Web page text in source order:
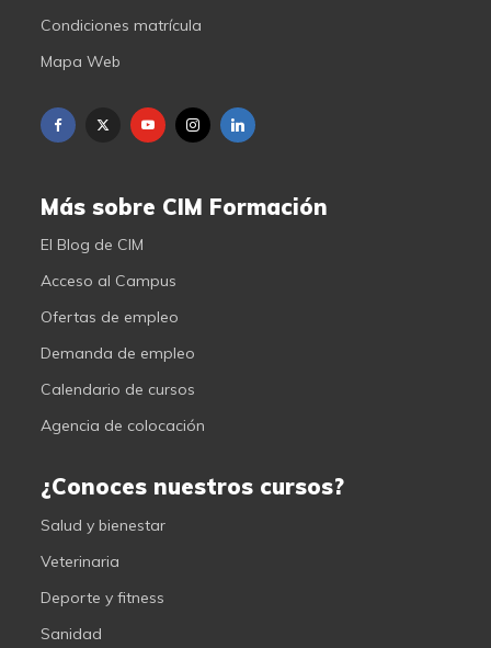
Condiciones matrícula
Mapa Web
Más sobre CIM Formación
El Blog de CIM
Acceso al Campus
Ofertas de empleo
Demanda de empleo
Calendario de cursos
Agencia de colocación
¿Conoces nuestros cursos?
Salud y bienestar
Veterinaria
Deporte y fitness
Sanidad